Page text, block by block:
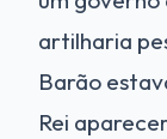
artilharia
Barão
Rei